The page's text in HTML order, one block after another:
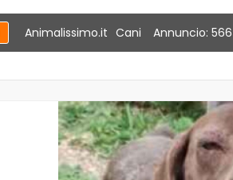
Animalissimo.it Cani Annuncio: